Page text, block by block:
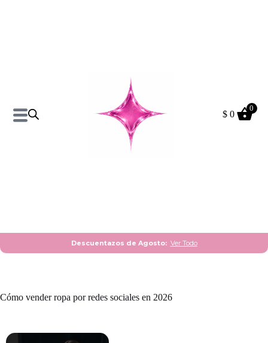
$0
0
Descuentazos de Agosto: Ver Todo
Cómo vender ropa por redes sociales en 2026